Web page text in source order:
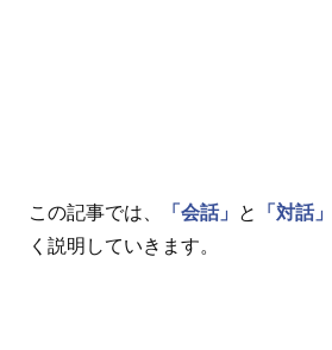
この記事では、 「会話」 と 「対話」
く説明していきます。